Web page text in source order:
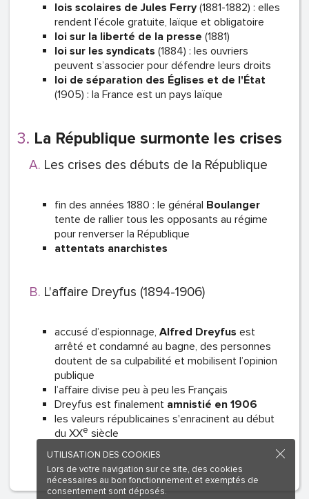
lois scolaires de Jules Ferry(1881-1882) : elles
rendent l’école gratuite, laïque et obligatoire
loi sur la liberté de la presse (1881)
loi sur les syndicats (1884) : les ouvriers
peuvent s’associer pour défendre leurs droits
loi de séparation des Églises et de l'État
(1905) : la France est un pays laïque
La République surmonte les crises
Les crises des débuts de la République
fin des années 1880 : le général Boulanger
tente de rallier tous les opposants au régime
pour renverser la République
attentats anarchistes
L'affaire Dreyfus (1894-1906)
accusé d’espionnage, Alfred Dreyfus est
arrêté et condamné au bagne, des personnes
doutent de sa culpabilité et mobilisent l’opinion
publique
l’affaire divise peu à peu les Français
Dreyfus est finalement amnistié en 1906
les valeurs républicaines s'enracinent au début
du XXe siècle
UTILISATION DES COOKIES
Lors de votre navigation sur ce site, des cookies
nécessaires au bon fonctionnement et exemptés de
consentement sont déposés.